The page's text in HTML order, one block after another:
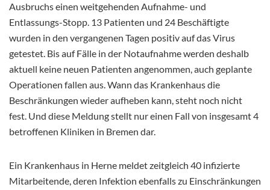
Ausbruchs einen weitgehenden Aufnahme- und
Entlassungs-Stopp. 13 Patienten und 24 Beschäftigte
wurden in den vergangenen Tagen positiv auf das Virus
getestet. Bis auf Fälle in der Notaufnahme werden deshalb
aktuell keine neuen Patienten angenommen, auch geplante
Operationen fallen aus. Wann das Krankenhaus die
Beschränkungen wieder aufheben kann, steht noch nicht
fest. Und diese Meldung stellt nur einen Fall von insgesamt 4
betroffenen Kliniken in Bremen dar.
Ein Krankenhaus in Herne meldet zeitgleich 40 infizierte
Mitarbeitende, deren Infektion ebenfalls zu Einschränkungen